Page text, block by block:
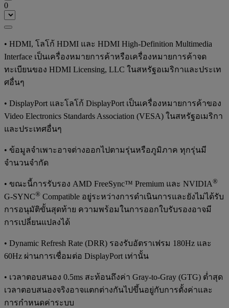
0
• HDMI, โลโก้ HDMI และ HDMI High-Definition Multimedia
Interface เป็นเครื่องหมายการค้าหรือเครื่องหมายการค้าจด
ทะเบียนของ HDMI Licensing, LLC ในสหรัฐอเมริกาและประเท
ศอื่นๆ
• DisplayPort และโลโก้ DisplayPort เป็นเครื่องหมายการค้าของ
Video Electronics Standards Association (VESA) ในสหรัฐอเมริกา
และประเทศอื่นๆ
• ข้อมูลจำเพาะอาจต่างออกไปตามรุ่นหรือภูมิภาค ทุกรุ่นมี
จำนวนจำกัด
• ขณะนี้การรับรอง AMD FreeSync™ Premium และ NVIDIA®
G-SYNC® Compatible อยู่ระหว่างการดำเนินการและยังไม่ได้รับ
การอนุมัติขั้นสุดท้าย ความพร้อมในการออกใบรับรองอาจมี
การเปลี่ยนแปลงได้
• Dynamic Refresh Rate (DRR) รองรับอัตราเฟรม 180Hz และ
60Hz ผ่านการเชื่อมต่อ DisplayPort เท่านั้น
• เวลาตอบสนอง 0.5ms สะท้อนถึงค่า Gray-to-Gray (GTG) ต่ำสุด
เวลาตอบสนองจริงอาจแตกต่างกันไปขึ้นอยู่กับการตั้งค่าและ
การกำหนดค่าระบบ